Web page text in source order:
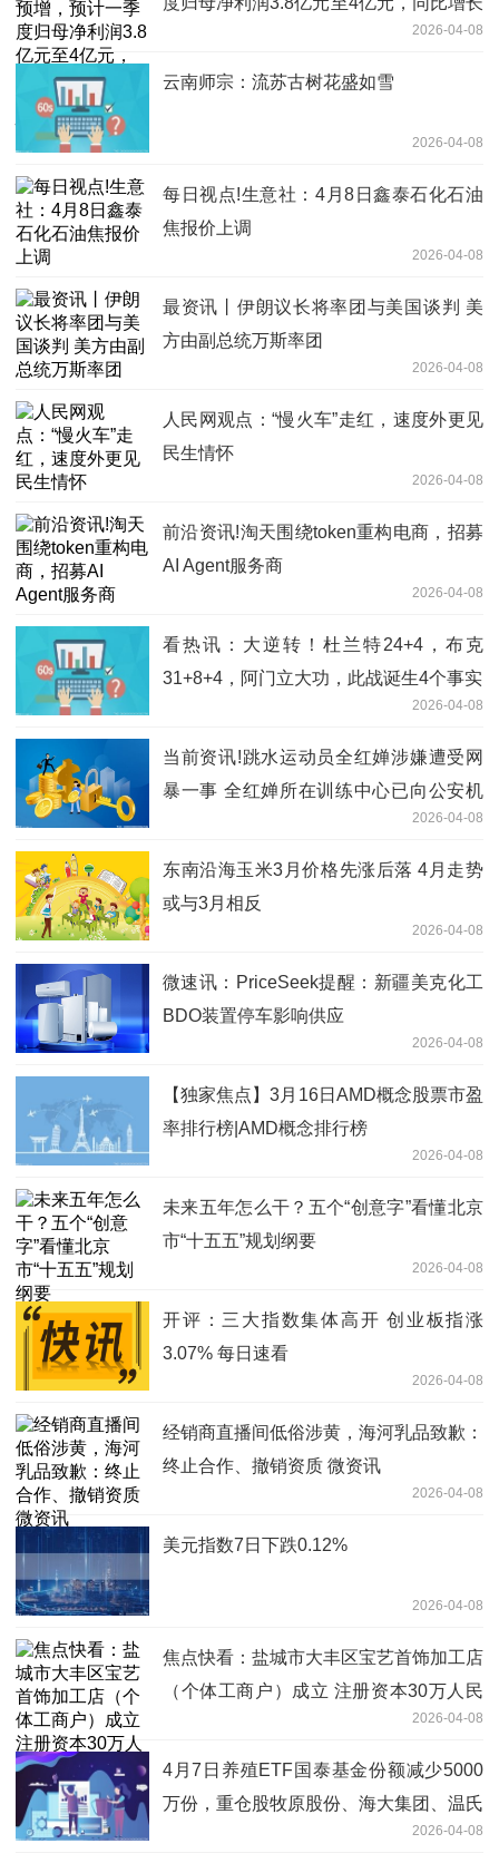
2026-04-08
云南师宗：流苏古树花盛如雪
2026-04-08
每日视点!生意社：4月8日鑫泰石化石油
焦报价上调
2026-04-08
最资讯丨伊朗议长将率团与美国谈判 美
方由副总统万斯率团
2026-04-08
人民网观点：“慢火车”走红，速度外更见
民生情怀
2026-04-08
前沿资讯!淘天围绕token重构电商，招募
AI Agent服务商
2026-04-08
看热讯：大逆转！杜兰特24+4，布克
31+8+4，阿门立大功，此战诞生4个事实
2026-04-08
当前资讯!跳水运动员全红婵涉嫌遭受网
暴一事 全红婵所在训练中心已向公安机
2026-04-08
东南沿海玉米3月价格先涨后落 4月走势
或与3月相反
2026-04-08
微速讯：PriceSeek提醒：新疆美克化工
BDO装置停车影响供应
2026-04-08
【独家焦点】3月16日AMD概念股票市盈
率排行榜|AMD概念排行榜
2026-04-08
未来五年怎么干？五个“创意字”看懂北京
市“十五五”规划纲要
2026-04-08
开评：三大指数集体高开 创业板指涨
3.07% 每日速看
2026-04-08
经销商直播间低俗涉黄，海河乳品致歉：
终止合作、撤销资质 微资讯
2026-04-08
美元指数7日下跌0.12%
2026-04-08
焦点快看：盐城市大丰区宝艺首饰加工店
（个体工商户）成立 注册资本30万人民
2026-04-08
4月7日养殖ETF国泰基金份额减少5000
万份，重仓股牧原股份、海大集团、温氏
2026-04-08